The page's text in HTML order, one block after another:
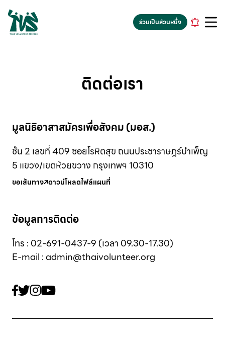
gv-5iuoxpem74qfjw.dv.googlehosted.com
ร่วมเป็นส่วนหนึ่ง
ติดต่อเรา
มูลนิธิอาสาสมัครเพื่อสังคม (มอส.)
ชั้น 2 เลขที่ 409 ซอยโรหิตสุข ถนนประชาราษฎร์บำเพ็ญ
5 แขวง/เขตห้วยขวาง กรุงเทพฯ 10310
ขอเส้นทาง ดาวน์โหลดไฟล์แผนที่
ข้อมูลการติดต่อ
โทร : 02-691-0437-9 (เวลา 09.30-17.30)
E-mail : admin@thaivolunteer.org